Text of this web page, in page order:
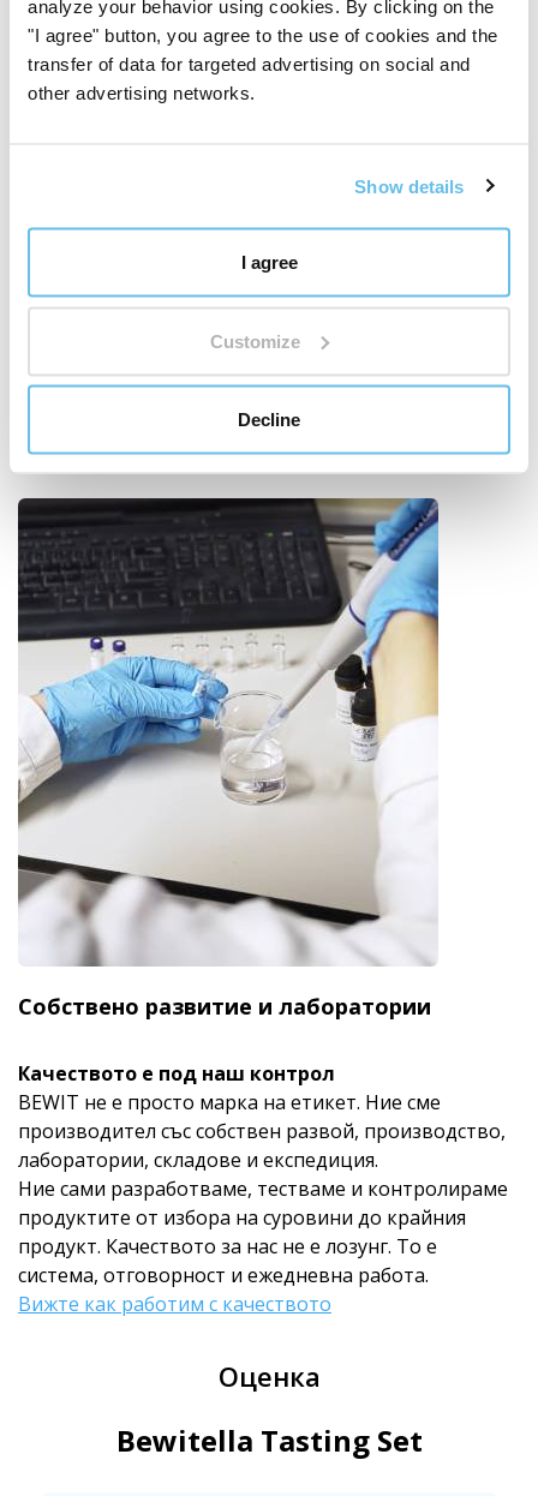
analyze your behavior using cookies. By clicking on the
"I agree" button, you agree to the use of cookies and the
transfer of data for targeted advertising on social and
other advertising networks.
Show details
I agree
Customize
Decline
масла – от прости композиции до комплексни
смеси, вдъхновени от ароматерапията, традициите
и съвременните знания.
за дълбочина, собствено развитие и обмислена
екосистема от аромати за ежедневието.
Открийте света на BEWIT смесите"
Собствено развитие и лаборатории
Качеството е под наш контрол
BEWIT не е просто марка на етикет. Ние сме
производител със собствен развой, производство,
лаборатории, складове и експедиция.
Ние сами разработваме, тестваме и контролираме
продуктите от избора на суровини до крайния
продукт. Качеството за нас не е лозунг. То е
система, отговорност и ежедневна работа.
Вижте как работим с качеството
Оценка
Bewitella Tasting Set